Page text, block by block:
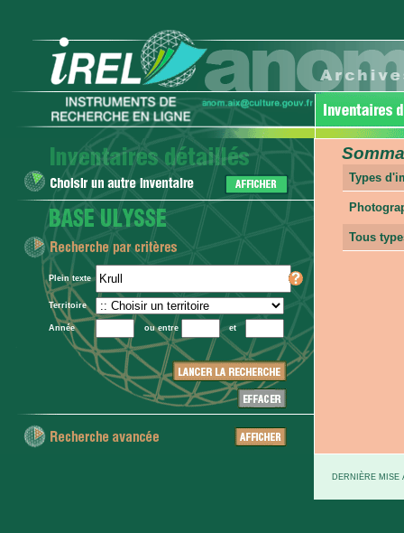
Plein texte
Territoire
Année ou entre et
Types
Tous
DERNIÈRE MISE